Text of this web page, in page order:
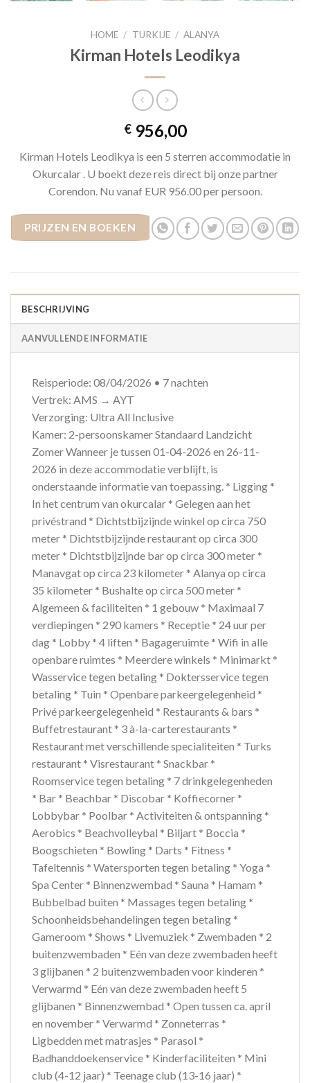
HOME / TURKIJE / ALANYA
Kirman Hotels Leodikya
€956,00
Kirman Hotels Leodikya is een 5 sterren accommodatie in
Okurcalar . U boekt deze reis direct bij onze partner
Corendon. Nu vanaf EUR 956.00 per persoon.
PRIJZEN EN BOEKEN
BESCHRIJVING
AANVULLENDE INFORMATIE
Reisperiode: 08/04/2026 • 7 nachten
Vertrek: AMS → AYT
Verzorging: Ultra All Inclusive
Kamer: 2-persoonskamer Standaard Landzicht
Zomer Wanneer je tussen 01-04-2026 en 26-11-
2026 in deze accommodatie verblijft, is
onderstaande informatie van toepassing. * Ligging *
In het centrum van okurcalar * Gelegen aan het
privéstrand * Dichtstbijzijnde winkel op circa 750
meter * Dichtstbijzijnde restaurant op circa 300
meter * Dichtstbijzijnde bar op circa 300 meter *
Manavgat op circa 23 kilometer * Alanya op circa
35 kilometer * Bushalte op circa 500 meter *
Algemeen & faciliteiten * 1 gebouw * Maximaal 7
verdiepingen * 290 kamers * Receptie * 24 uur per
dag * Lobby * 4 liften * Bagageruimte * Wifi in alle
openbare ruimtes * Meerdere winkels * Minimarkt *
Wasservice tegen betaling * Doktersservice tegen
betaling * Tuin * Openbare parkeergelegenheid *
Privé parkeergelegenheid * Restaurants & bars *
Buffetrestaurant * 3 à-la-carterestaurants *
Restaurant met verschillende specialiteiten * Turks
restaurant * Visrestaurant * Snackbar *
Roomservice tegen betaling * 7 drinkgelegenheden
* Bar * Beachbar * Discobar * Koffiecorner *
Lobbybar * Poolbar * Activiteiten & ontspanning *
Aerobics * Beachvolleybal * Biljart * Boccia *
Boogschieten * Bowling * Darts * Fitness *
Tafeltennis * Watersporten tegen betaling * Yoga *
Spa Center * Binnenzwembad * Sauna * Hamam *
Bubbelbad buiten * Massages tegen betaling *
Schoonheidsbehandelingen tegen betaling *
Gameroom * Shows * Livemuziek * Zwembaden * 2
buitenzwembaden * Eén van deze zwembaden heeft
3 glijbanen * 2 buitenzwembaden voor kinderen *
Verwarmd * Eén van deze zwembaden heeft 5
glijbanen * Binnenzwembad * Open tussen ca. april
en november * Verwarmd * Zonneterras *
Ligbedden met matrasjes * Parasol *
Badhanddoekenservice * Kinderfaciliteiten * Mini
club (4-12 jaar) * Teenage club (13-16 jaar) *